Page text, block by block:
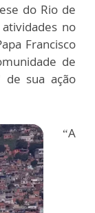
do Rio de
no
Francisco
de
de sua ação
“A